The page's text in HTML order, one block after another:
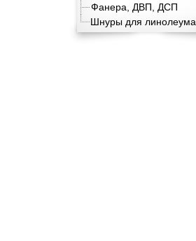
Фанера, ДВП, ДСП
Шнуры для линолеума